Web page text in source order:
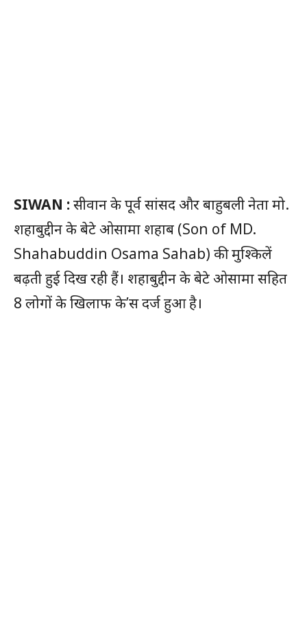
SIWAN :सीवान के पूर्व सांसद और बाहुबली नेता मो.
शहाबुद्दीन के बेटे ओसामा शहाब (Son of MD.
Shahabuddin Osama Sahab) की मुश्किलें
बढ़ती हुई दिख रही हैं। शहाबुद्दीन के बेटे ओसामा सहित
8 लोगों के खिलाफ के’स दर्ज हुआ है।